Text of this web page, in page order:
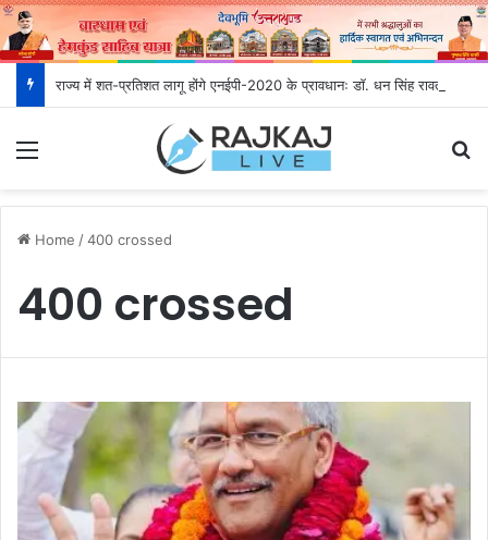
राज्य में शत-प्रतिशत लागू होंगे एनईपी-2020 के प्रावधानः डाॅ. धन सिंह रावत
Home /400 crossed
400 crossed